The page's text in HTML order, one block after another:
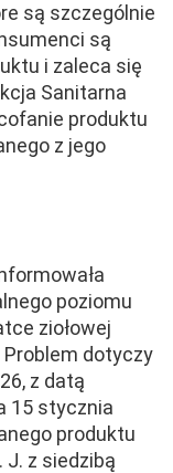
są szczególnie
są
i zaleca się
Sanitarna
produktu
z jego
poziomu
ziołowej
Problem dotyczy
z datą
15 stycznia
produktu
J. z siedzibą